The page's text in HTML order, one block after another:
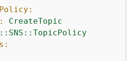
CreateTopic